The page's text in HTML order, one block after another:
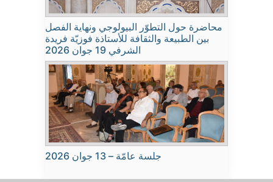
محاضرة حول التطوّر البيولوجي ونهاية الفصل
بين الطبيعة والثقافة للأستاذة فوزيّة فريدة
الشرفي 19 جوان 2026
جلسة عامّة – 13 جوان 2026